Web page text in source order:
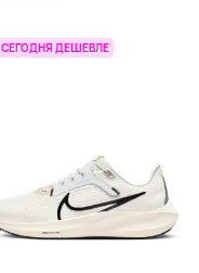
СЕГОДНЯ ДЕШЕВЛЕ